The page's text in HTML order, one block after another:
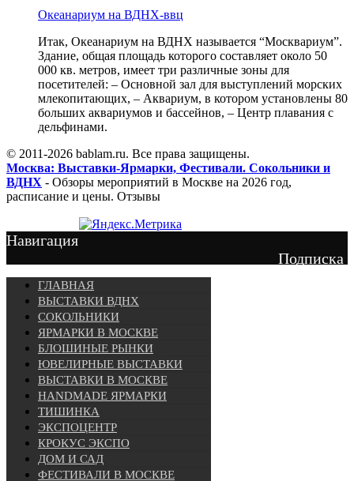
Океанариум на ВДНХ-ввц
Итак, Океанариум на ВДНХ называется “Москвариум”.
Здание, общая площадь которого составляет около 50
000 кв. метров, имеет три различные зоны для
посетителей: – Основной зал для выступлений морских
млекопитающих, – Аквариум, в котором установлены 80
больших аквариумов и бассейнов, – Центр плавания с
дельфинами.
© 2011-2026 bablam.ru. Все права защищены.
Москва: Выставки-Ярмарки, Фестивали. Сокольники и
ВДНХ - Обзоры мероприятий в Москве на 2026 год,
расписание и цены. Отзывы
Навигация
Подписка
ГЛАВНАЯ
ВЫСТАВКИ ВДНХ
СОКОЛЬНИКИ
ЯРМАРКИ В МОСКВЕ
БЛОШИНЫЕ РЫНКИ
ЮВЕЛИРНЫЕ ВЫСТАВКИ
ВЫСТАВКИ В МОСКВЕ
HANDMADE ЯРМАРКИ
ТИШИНКА
ЭКСПОЦЕНТР
КРОКУС ЭКСПО
ДОМ И САД
ФЕСТИВАЛИ В МОСКВЕ